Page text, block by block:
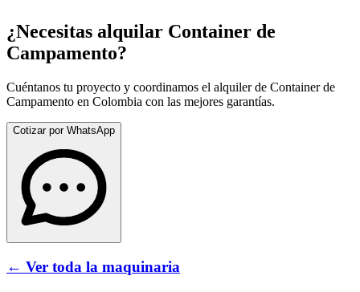
¿Necesitas alquilar Container de
Campamento?
Cuéntanos tu proyecto y coordinamos el alquiler de Container de
Campamento en Colombia con las mejores garantías.
Cotizar por WhatsApp
← Ver toda la maquinaria